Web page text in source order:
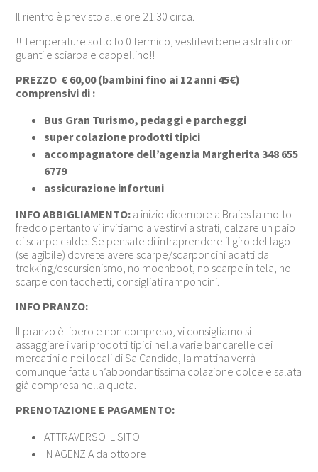
Il rientro è previsto alle ore 21.30 circa.
!! Temperature sotto lo 0 termico, vestitevi bene a strati con
guanti e sciarpa e cappellino!!
PREZZO € 60,00 (bambini fino ai 12 anni 45€)
comprensivi di :
Bus Gran Turismo, pedaggi e parcheggi
super colazione prodotti tipici
accompagnatore dell’agenzia Margherita 348 655
6779
assicurazione infortuni
INFO ABBIGLIAMENTO: a inizio dicembre a Braies fa molto
freddo pertanto vi invitiamo a vestirvi a strati, calzare un paio
di scarpe calde. Se pensate di intraprendere il giro del lago
(se agibile) dovrete avere scarpe/scarponcini adatti da
trekking/escursionismo, no moonboot, no scarpe in tela, no
scarpe con tacchetti, consigliati ramponcini.
INFO PRANZO:
Il pranzo è libero e non compreso, vi consigliamo si
assaggiare i vari prodotti tipici nella varie bancarelle dei
mercatini o nei locali di Sa Candido, la mattina verrà
comunque fatta un’abbondantissima colazione dolce e salata
già compresa nella quota.
PRENOTAZIONE E PAGAMENTO:
ATTRAVERSO IL SITO
IN AGENZIA da ottobre